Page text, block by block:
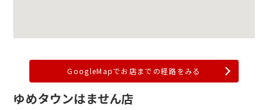
GoogleMapでお店までの経路をみる
ゆめタウンはません店